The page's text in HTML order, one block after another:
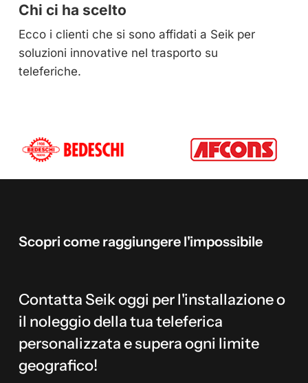
Chi ci ha scelto
Ecco i clienti che si sono affidati a Seik per
soluzioni innovative nel trasporto su
teleferiche.
Scopri come raggiungere l'impossibile
Contatta Seik oggi per l'installazione o
il noleggio della tua teleferica
personalizzata e supera ogni limite
geografico!